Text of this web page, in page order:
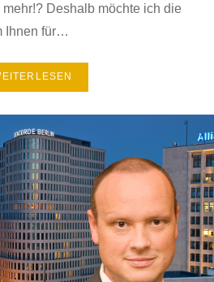
Deshalb möchte ich die
Ihnen für…